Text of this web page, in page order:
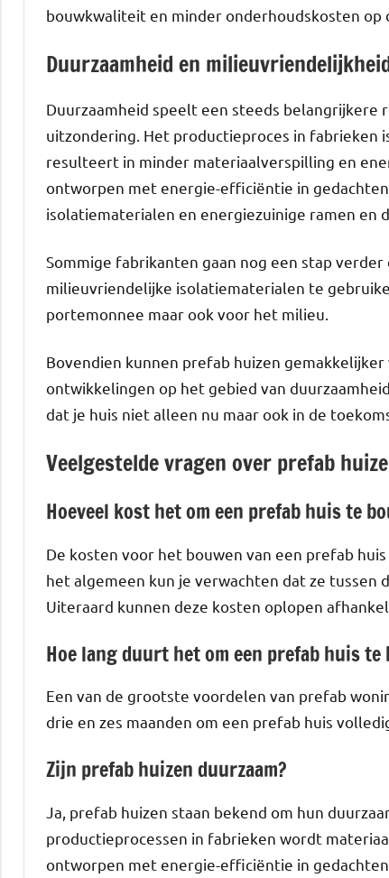
bouwkwaliteit en minder onderhoudskosten op
Duurzaamheid en
Duurzaamheid speelt een steeds belangrijkere
uitzondering. Het productieproces in
resulteert in minder materiaalverspilling en
ontworpen met energie-efficiëntie in
isolatiematerialen en energiezuinige ramen en
Sommige fabrikanten gaan nog een stap
milieuvriendelijke isolatiematerialen te
portemonnee maar ook voor het milieu.
Bovendien kunnen prefab huizen
ontwikkelingen op het gebied van
dat je huis niet alleen nu maar ook in de
Veelgestelde vragen over prefab
Hoeveel kost het om een ​​prefab huis te
De kosten voor het bouwen van een prefab
het algemeen kun je verwachten dat ze tussen
Uiteraard kunnen deze kosten oplopen
Hoe lang duurt het om een ​​prefab huis te
Een van de grootste voordelen van prefab
drie en zes maanden om een ​​prefab huis
Zijn prefab huizen duurzaam?
Ja, prefab huizen staan bekend om hun
productieprocessen in fabrieken wordt
ontworpen met energie-efficiëntie in gedachten.